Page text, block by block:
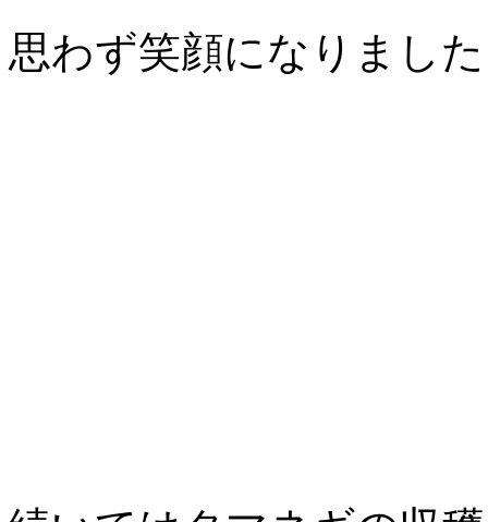
思わず笑顔になりまし